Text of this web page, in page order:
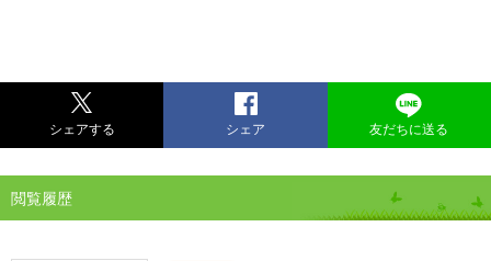
シェアする シェア 友だちに送る
閲覧履歴